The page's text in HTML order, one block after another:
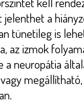
a
tünetileg is
az izmok
neuropátia